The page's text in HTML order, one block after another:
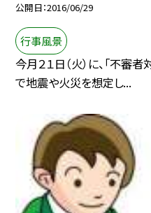
公開日 2016/06/29
行事風景
今月２１日（火）に、「不審
で地震や火災を想定し...